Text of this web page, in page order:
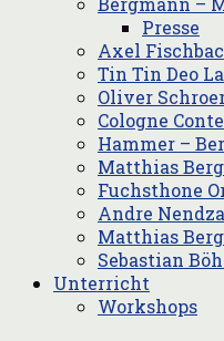
Presse
Axel
Tin Tin Deo
Oliver
Cologne
Hammer –
Matthias
Fuchsthone
Andre
Matthias
Sebastian
Unterricht
Workshops